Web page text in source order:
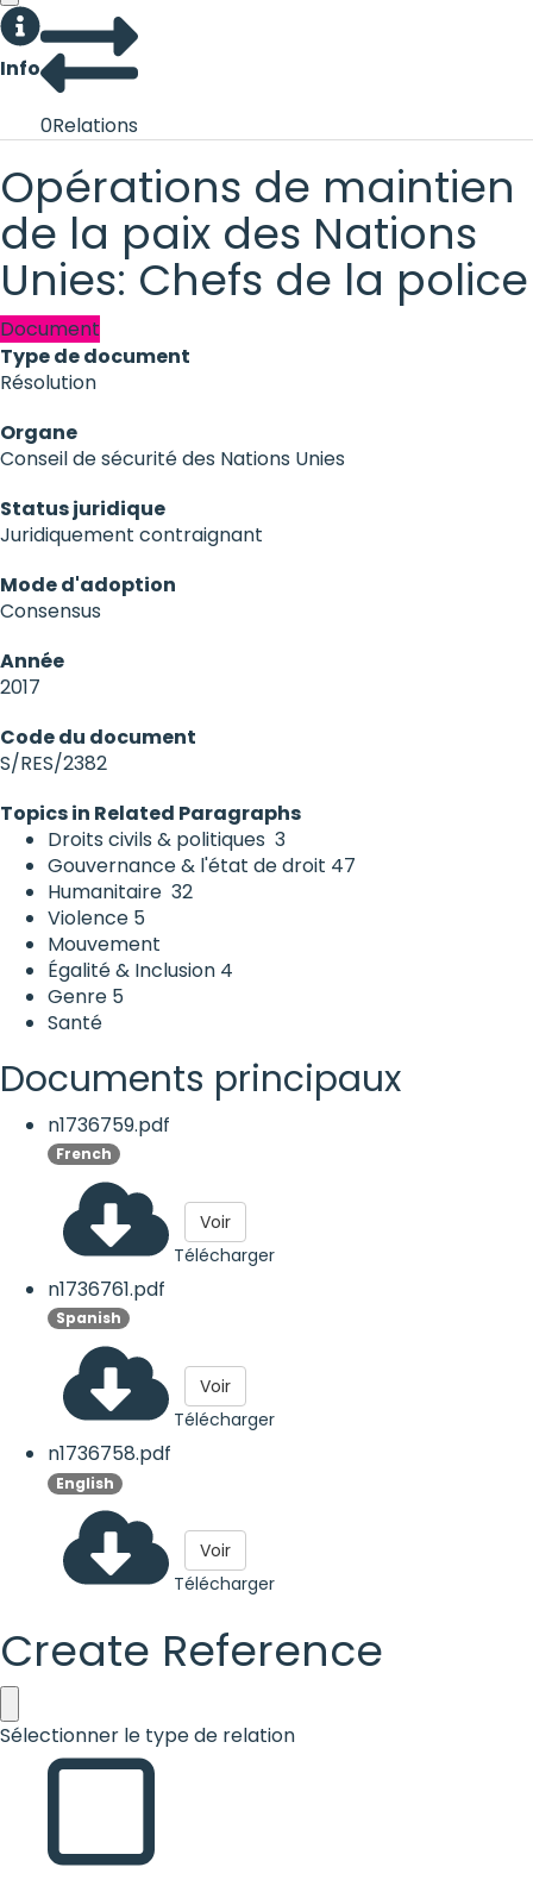
Info
0Relations
Opérations de maintien
de la paix des Nations
Unies: Chefs de la police
Document
Type de document
Résolution
Organe
Conseil de sécurité des Nations Unies
Status juridique
Juridiquement contraignant
Mode d'adoption
Consensus
Année
2017
Code du document
S/RES/2382
Topics in Related Paragraphs
Droits civils & politiques 3
Gouvernance & l'état de droit 47
Humanitaire 32
Violence 5
Mouvement
Égalité & Inclusion 4
Genre 5
Santé
Documents principaux
n1736759.pdf
French
Télécharger
Voir
n1736761.pdf
Spanish
Télécharger
Voir
n1736758.pdf
English
Télécharger
Voir
Create Reference
Sélectionner le type de relation